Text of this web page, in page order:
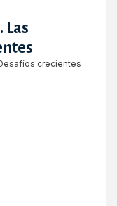
Las
crecientes